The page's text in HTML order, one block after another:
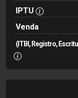
IPTU
Venda
(ITBI, Registro,